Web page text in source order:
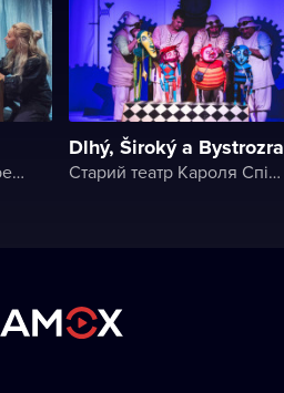
Театр ляльки "На перехресті"
Dlhý, Široký a
Старий театр Кароля Спішака